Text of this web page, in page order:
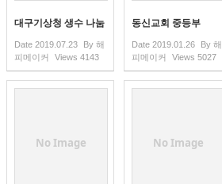
대구기상청 생수 나눔
Date 2019.07.23 By 해
피메이커
Views 4143
동신교회 중등부
Date 2019.01.26 By 해
피메이커
Views 5027
No Image No Image